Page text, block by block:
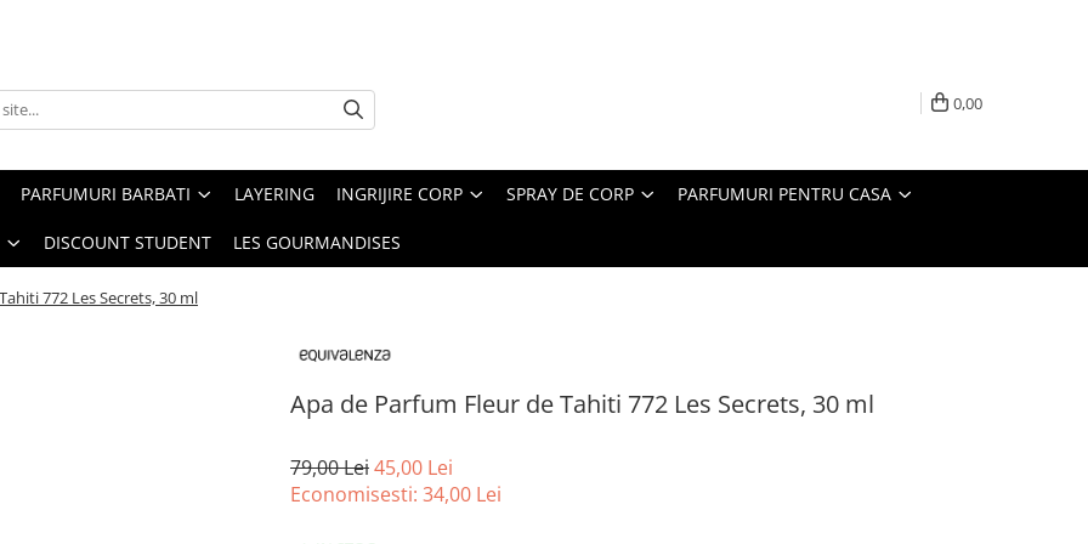
0,00
PARFUMURI BARBATI LAYERING INGRIJIRE CORP SPRAY DE CORP PARFUMURI PENTRU CASA
DISCOUNT STUDENT LES GOURMANDISES
772 Les Secrets, 30 ml
Apa de Parfum Fleur de Tahiti 772 Les Secrets, 30 ml
79,00 Lei45,00 Lei
Economisesti: 34,00 Lei